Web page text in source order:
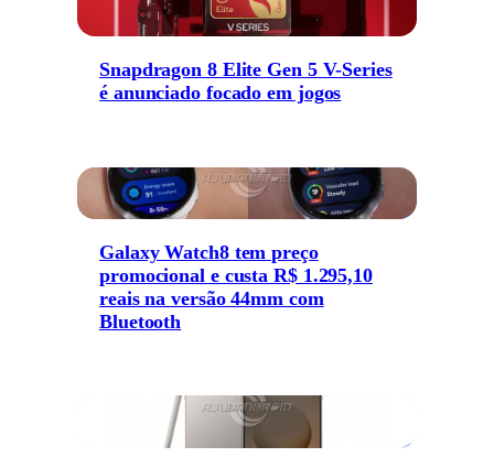
Snapdragon 8 Elite Gen 5 V-Series
é anunciado focado em jogos
Galaxy Watch8 tem preço
promocional e custa R$ 1.295,10
reais na versão 44mm com
Bluetooth